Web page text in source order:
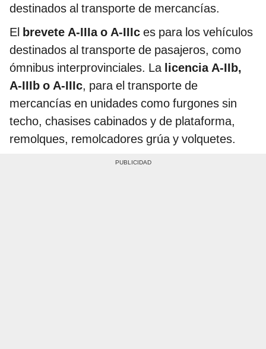
destinados al transporte de mercancías.
El brevete A-IIIa o A-IIIc es para los vehículos
destinados al transporte de pasajeros, como
ómnibus interprovinciales. La licencia A-IIb,
A-IIIb o A-IIIc, para el transporte de
mercancías en unidades como furgones sin
techo, chasises cabinados y de plataforma,
remolques, remolcadores grúa y volquetes.